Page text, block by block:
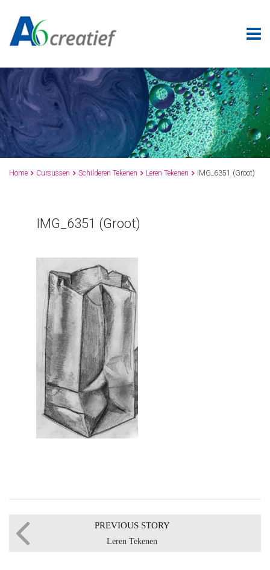
Home  Cursussen  Schilderen Tekenen  Leren Tekenen  IMG_6351 (Groot)
IMG_6351 (Groot)
PREVIOUS STORY
Leren Tekenen